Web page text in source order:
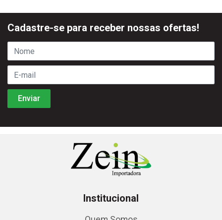
Cadastre-se para receber nossas ofertas!
Institucional